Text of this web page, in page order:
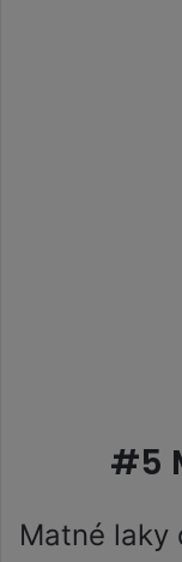
#5
Matné laky